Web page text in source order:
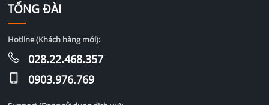
TỔNG ĐÀI
Hotline (Khách hàng mới):
028.22.468.357
0903.976.769